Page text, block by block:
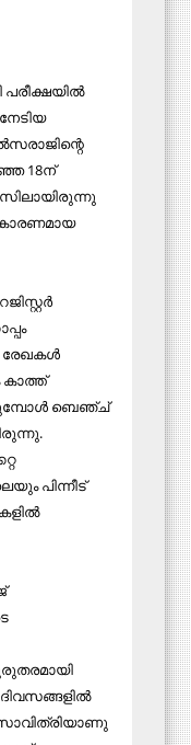
18ന്
ബെഞ്ച്
പിന്നീട്